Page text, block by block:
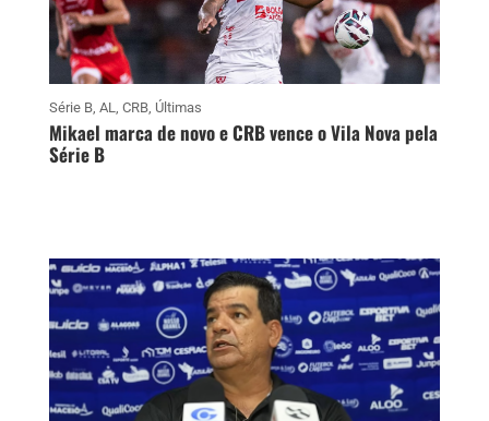
Série B, AL, CRB, Últimas
Mikael marca de novo e CRB vence o Vila Nova pela
Série B